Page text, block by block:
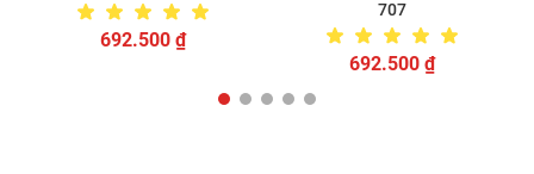
692.500 ₫
707
692.500 ₫